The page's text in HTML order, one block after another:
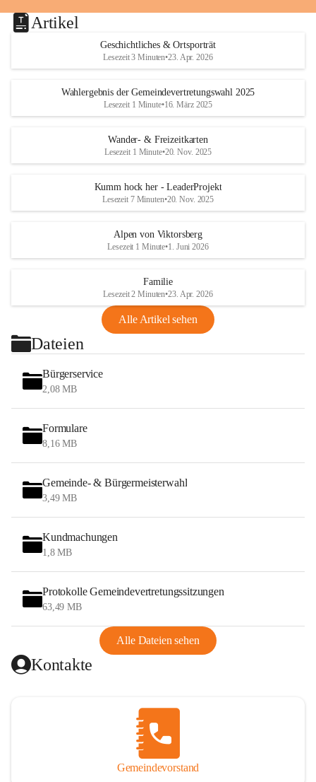
Artikel
Geschichtliches & Ortsporträt
Lesezeit 3 Minuten•23. Apr. 2026
Wahlergebnis der Gemeindevertretungswahl 2025
Lesezeit 1 Minute•16. März 2025
Wander- & Freizeitkarten
Lesezeit 1 Minute•20. Nov. 2025
Kumm hock her - LeaderProjekt
Lesezeit 7 Minuten•20. Nov. 2025
Alpen von Viktorsberg
Lesezeit 1 Minute•1. Juni 2026
Familie
Lesezeit 2 Minuten•23. Apr. 2026
Alle Artikel sehen
Dateien
Bürgerservice
2,08 MB
Formulare
8,16 MB
Gemeinde- & Bürgermeisterwahl
3,49 MB
Kundmachungen
1,8 MB
Protokolle Gemeindevertretungssitzungen
63,49 MB
Alle Dateien sehen
Kontakte
Gemeindevorstand